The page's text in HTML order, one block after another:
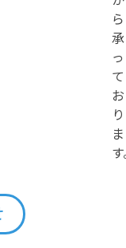
ら
承
っ
て
お
り
ま